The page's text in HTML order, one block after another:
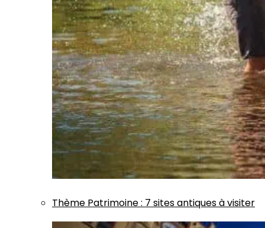
Thème Patrimoine: 7 sites antiques à visiter